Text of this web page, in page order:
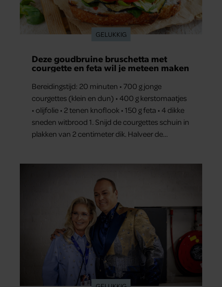
GELUKKIG
Deze goudbruine bruschetta met
courgette en feta wil je meteen maken
Bereidingstijd: 20 minuten • 700 g jonge
courgettes (klein en dun) • 400 g kerstomaatjes
• olijfolie • 2 tenen knoflook • 150 g feta • 4 dikke
sneden witbrood 1. Snijd de courgettes schuin in
plakken van 2 centimeter dik. Halveer de